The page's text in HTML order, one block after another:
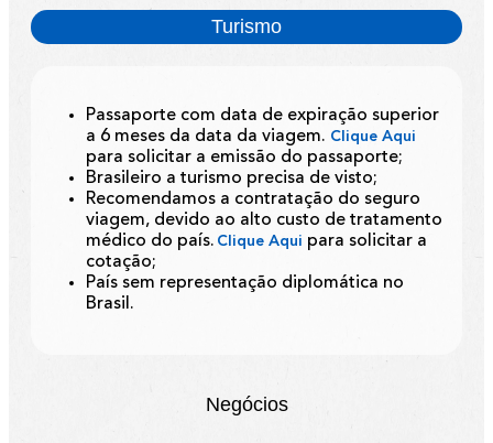
Turismo
Negócios
Passaporte com data de expiração superior
a 6 meses da data da viagem. Clique Aqui
para solicitar a emissão do passaporte;
Brasileiro a turismo precisa de visto;
Recomendamos a contratação do seguro
viagem, devido ao alto custo de tratamento
médico do país. Clique Aqui para solicitar a
cotação;
País sem representação diplomática no
Brasil.